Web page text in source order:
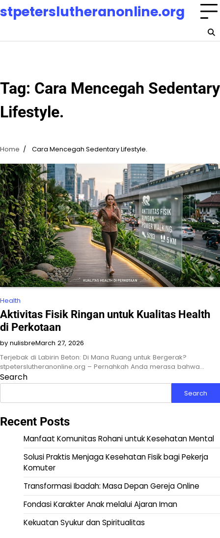
Skip
to
stpeterslutheranonline.org
Tag: Cara Mencegah Sedentary
Lifestyle.
Home Cara Mencegah Sedentary Lifestyle.
Health
Aktivitas Fisik Ringan untuk Kualitas Health
di Perkotaan
by nulisbreMarch 27, 2026
Terjebak di Labirin Beton: Di Mana Ruang untuk Bergerak?
stpeterslutheranonline.org – Pernahkah Anda merasa bahwa…
Search
Search
Recent Posts
Manfaat Komunitas Rohani untuk Kesehatan Mental
Solusi Praktis Menjaga Kesehatan Fisik bagi Pekerja
Komuter
Transformasi Ibadah: Masa Depan Gereja Online
Fondasi Karakter Anak melalui Ajaran Iman
Kekuatan Syukur dan Spiritualitas